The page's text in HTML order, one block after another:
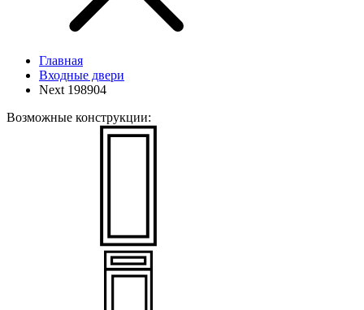
Главная
Входные двери
Next 198904
Возможные конструкции: